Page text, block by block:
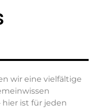
wir eine vielfältige
hier ist für jeden